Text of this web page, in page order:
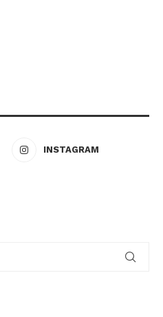
INSTAGRAM